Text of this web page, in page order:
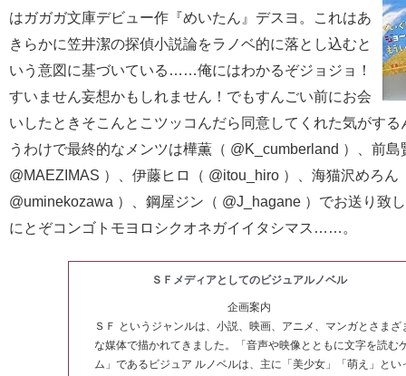
はガガガ文庫デビュー作『めいたん』デスヨ。これはあ
きらかに笠井潔の探偵小説論をラノベ的に落とし込むと
いう意図に基づいている……俺にはわかるぞジョジョ！
すいません妄想かもしれません！でもすんごい前にお会
いしたときそこんとこツッコんだら同意してくれた気がする
うわけで最終的なメンツは樺薫（ @K_cumberland ）、前島
@MAEZIMAS ）、伊藤ヒロ（ @itou_hiro ）、海猫沢めろん
@uminekozawa ）、鋼屋ジン（ @J_hagane ）でお送り致
にとぞコンゴトモヨロシクオネガイイタシマス……。
ＳＦメディアとしてのビジュアルノベル
企画案内
ＳＦ というジャンルは、小説、映画、アニメ、マンガとさまざ
な媒体で描かれてきました。「音声や映像とともに文字を読む
ム」であるビジュア ルノベルは、主に「美少女」「萌え」とい